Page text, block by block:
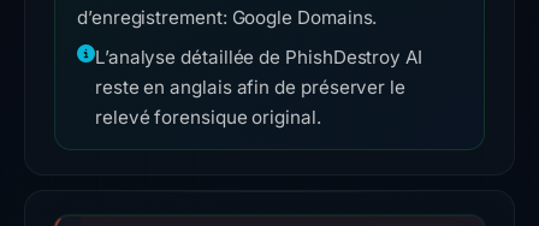
d’enregistrement: Google Domains.
L’analyse détaillée de PhishDestroy AI
reste en anglais afin de préserver le
relevé forensique original.